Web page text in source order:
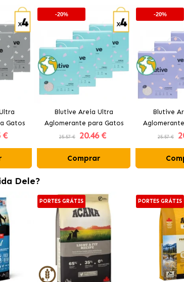
Gatos
€
-20%
Blutive Areia Ultra
Aglomerante para Gatos
Aroma Fresh
25.57 € 20.46 €
Comprar
-20%
Blutive
Aroma
25.57 €
Dele?
PORTES GRÁTIS PORTES GRÁTIS